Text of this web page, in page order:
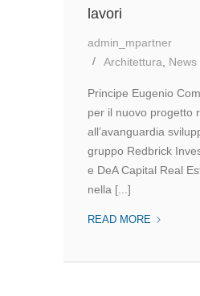
lavori
admin_mpartner
Architettura
News
Principe Eugenio
per il nuovo progetto
all’avanguardia
gruppo Redbrick
e DeA Capital Real
nella [...]
READ MORE